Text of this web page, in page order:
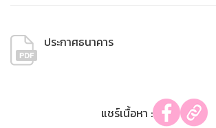
ประกาศธนาคาร
แชร์เนื้อหา :